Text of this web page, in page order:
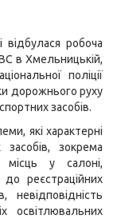
робоча
в Хмельницькій,
поліції
дорожнього руху
засобів.
які характерні
засобів, зокрема
місць у салоні,
реєстраційних
невідповідність
освітлювальних